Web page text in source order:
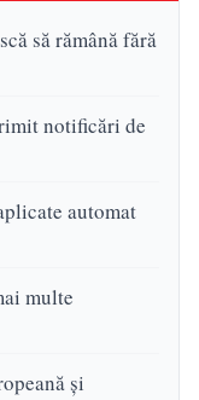
să rămână fără
notificări de
automat
multe
și